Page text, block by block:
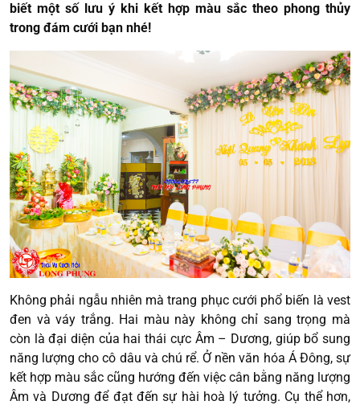
biết một số lưu ý khi kết hợp màu sắc theo phong thủy
trong đám cưới bạn nhé!
Không phải ngẫu nhiên mà trang phục cưới phổ biến là vest
đen và váy trắng. Hai màu này không chỉ sang trọng mà
còn là đại diện của hai thái cực Âm – Dương, giúp bổ sung
năng lượng cho cô dâu và chú rể. Ở nền văn hóa Á Đông, sự
kết hợp màu sắc cũng hướng đến việc cân bằng năng lượng
Âm và Dương để đạt đến sự hài hoà lý tưởng. Cụ thể hơn,